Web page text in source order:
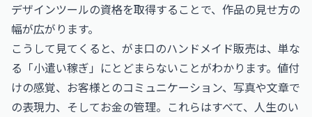
デザインツールの資格を取得することで、作品の見せ方の
幅が広がります。
こうして見てくると、がま口のハンドメイド販売は、単な
る「小遣い稼ぎ」にとどまらないことがわかります。値付
けの感覚、お客様とのコミュニケーション、写真や文章で
の表現力、そしてお金の管理。これらはすべて、人生のい